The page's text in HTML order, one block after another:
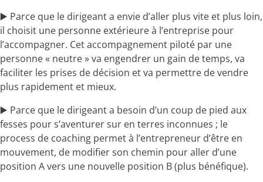
▶️ Parce que le dirigeant a envie d’aller plus vite et plus loin,
il choisit une personne extérieure à l’entreprise pour
l’accompagner. Cet accompagnement piloté par une
personne « neutre » va engendrer un gain de temps, va
faciliter les prises de décision et va permettre de vendre
plus rapidement et mieux.
▶️ Parce que le dirigeant a besoin d’un coup de pied aux
fesses pour s’aventurer sur en terres inconnues ; le
process de coaching permet à l’entrepreneur d’être en
mouvement, de modifier son chemin pour aller d’une
position A vers une nouvelle position B (plus bénéfique).